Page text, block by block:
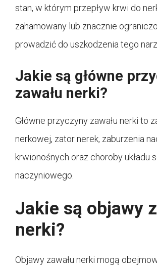
stan, w którym przepływ krwi do
zahamowany lub znacznie
prowadzić do uszkodzenia tego
Jakie są główne
zawału nerki?
Główne przyczyny zawału nerki to
nerkowej, zator nerek, zaburzenia
krwionośnych oraz choroby układu
naczyniowego.
Jakie są objawy
nerki?
Objawy zawału nerki mogą